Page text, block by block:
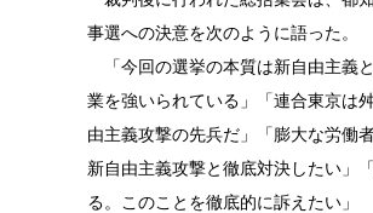
事選への決意を次のように語った。
「今回の選挙の本質は新自由主義
業を強いられている」「連合東京は
由主義攻撃の先兵だ」「膨大な労働
新自由主義攻撃と徹底対決したい」
る。このことを徹底的に訴えたい」